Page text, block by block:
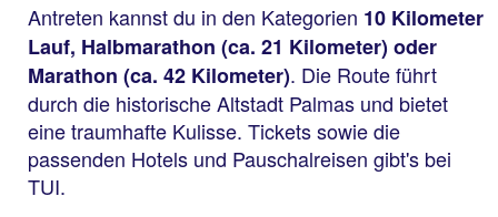
Antreten kannst du in den Kategorien 10 Kilometer
Lauf, Halbmarathon (ca. 21 Kilometer) oder
Marathon (ca. 42 Kilometer). Die Route führt
durch die historische Altstadt Palmas und bietet
eine traumhafte Kulisse. Tickets sowie die
passenden Hotels und Pauschalreisen gibt's bei
TUI.